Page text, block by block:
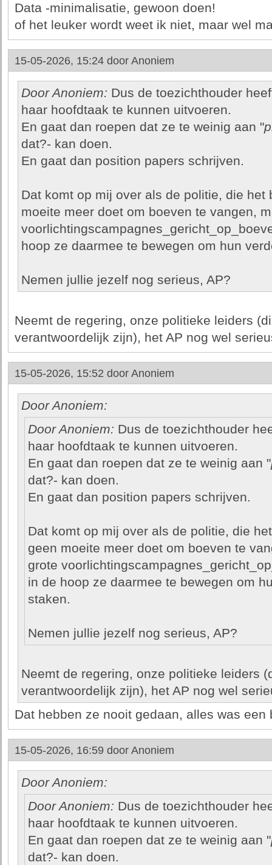
Data -minimalisatie, gewoon doen!
of het leuker wordt weet ik niet, maar wel
15-05-2026, 15:24 door Anoniem
Door Anoniem: Dus de toezichthouder
haar hoofdtaak te kunnen uitvoeren.
En gaat dan roepen dat ze te weinig aan "
dat?- kan doen.
En gaat dan position papers schrijven.
Dat komt op mij over als de politie, die
moeite meer doet om boeven te vangen,
hoop ze daarmee te bewegen om hun
Nemen jullie jezelf nog serieus, AP?
Neemt de regering, onze politieke leiders
verantwoordelijk zijn), het AP nog wel
15-05-2026, 15:52 door Anoniem
Door Anoniem:
Door Anoniem: Dus de toezichthouder
haar hoofdtaak te kunnen uitvoeren.
En gaat dan roepen dat ze te weinig aan "
dat?- kan doen.
En gaat dan position papers schrijven.
Dat komt op mij over als de politie, die
geen moeite meer doet om boeven te
grote
in de hoop ze daarmee te bewegen om
staken.
Nemen jullie jezelf nog serieus, AP?
Neemt de regering, onze politieke leiders
verantwoordelijk zijn), het AP nog wel
Dat hebben ze nooit gedaan, alles was een
15-05-2026, 16:59 door Anoniem
Door Anoniem:
Door Anoniem: Dus de toezichthouder
haar hoofdtaak te kunnen uitvoeren.
En gaat dan roepen dat ze te weinig aan "
dat?- kan doen.